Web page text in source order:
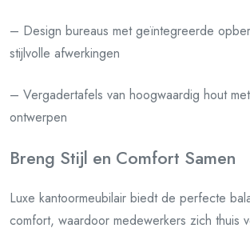
– Design bureaus met geïntegreerde
stijlvolle afwerkingen
– Vergadertafels van hoogwaardig hout
ontwerpen
Breng Stijl en Comfort Samen
Luxe kantoormeubilair biedt de perfecte
comfort, waardoor medewerkers zich thuis